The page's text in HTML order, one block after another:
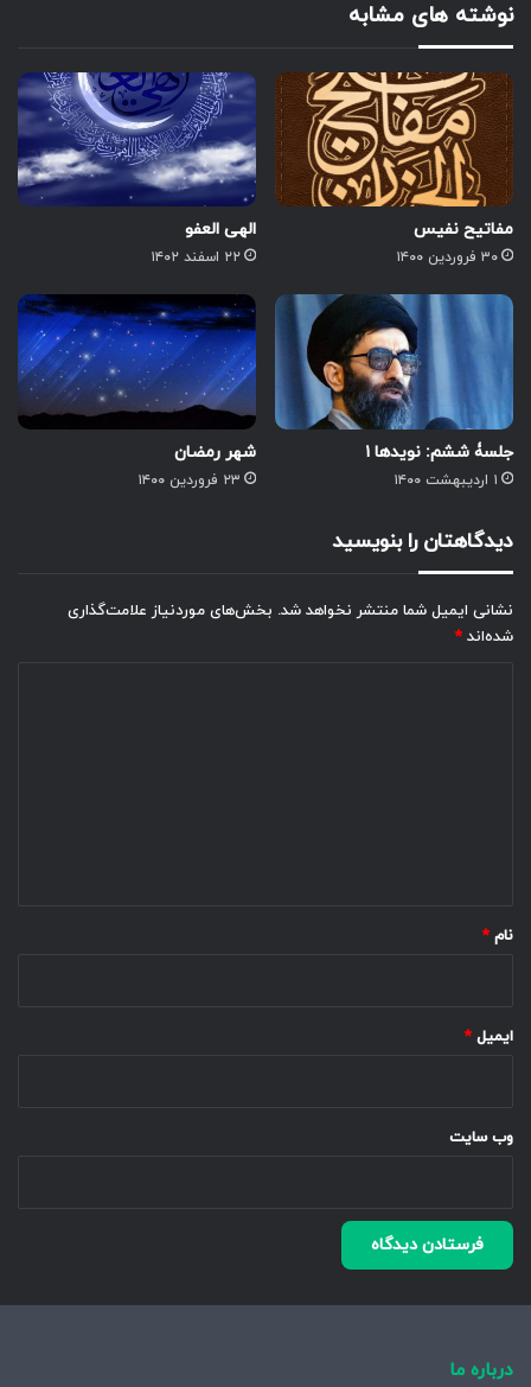
نوشته های مشابه
مفاتیح نفیس
۳۰ فروردین ۱۴۰۰
الهی العفو
۲۲ اسفند ۱۴۰۲
جلسۀ ششم: نویدها ۱
۱ اردیبهشت ۱۴۰۰
شهر رمضان
۲۳ فروردین ۱۴۰۰
دیدگاهتان را بنویسید
نشانی ایمیل شما منتشر نخواهد شد. بخش‌های موردنیاز علامت‌گذاری
شده‌اند *
نام *
ایمیل *
وب‌ سایت
درباره ما